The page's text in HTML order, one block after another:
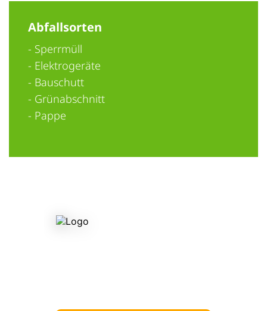
Abfallsorten
- Sperrmüll
- Elektrogeräte
- Bauschutt
- Grünabschnitt
- Pappe